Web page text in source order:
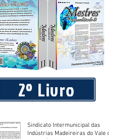
2º Livro
Sindicato Intermunicipal das
Indústrias Madeireiras do Vale do